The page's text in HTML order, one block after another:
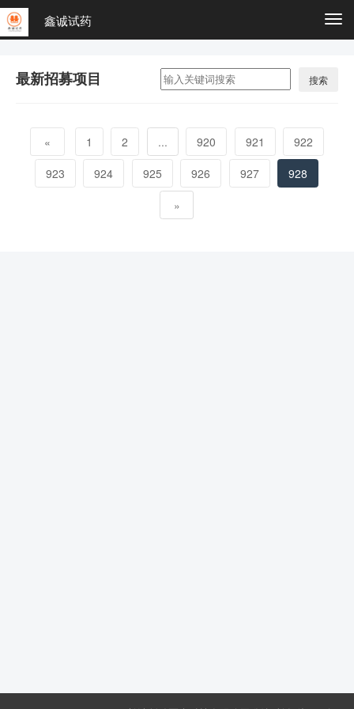
鑫诚试药
最新招募项目 搜索
« 1 2 ... 920 921
922
923
924 925 926 927
928
»